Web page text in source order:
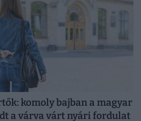
komoly bajban a magyar
a várva várt nyári fordulat